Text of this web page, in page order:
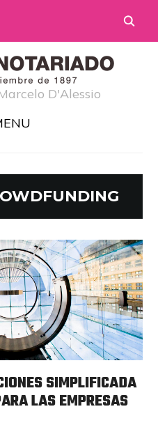
D'Alessio
SIMPLIFICADA
LAS EMPRESAS